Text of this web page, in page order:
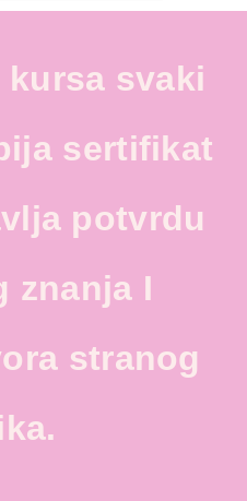
svaki
sertifikat
potvrdu
znanja I
stranog